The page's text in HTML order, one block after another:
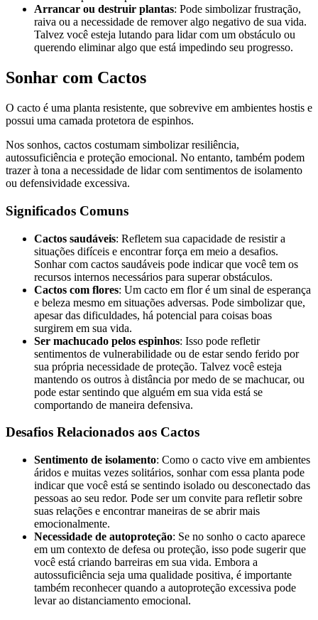
Arrancar ou destruir plantas: Pode simbolizar frustração,
raiva ou a necessidade de remover algo negativo de sua vida.
Talvez você esteja lutando para lidar com um obstáculo ou
querendo eliminar algo que está impedindo seu progresso.
Sonhar com Cactos
O cacto é uma planta resistente, que sobrevive em ambientes hostis e
possui uma camada protetora de espinhos.
Nos sonhos, cactos costumam simbolizar resiliência,
autossuficiência e proteção emocional. No entanto, também podem
trazer à tona a necessidade de lidar com sentimentos de isolamento
ou defensividade excessiva.
Significados Comuns
Cactos saudáveis: Refletem sua capacidade de resistir a
situações difíceis e encontrar força em meio a desafios.
Sonhar com cactos saudáveis pode indicar que você tem os
recursos internos necessários para superar obstáculos.
Cactos com flores: Um cacto em flor é um sinal de esperança
e beleza mesmo em situações adversas. Pode simbolizar que,
apesar das dificuldades, há potencial para coisas boas
surgirem em sua vida.
Ser machucado pelos espinhos: Isso pode refletir
sentimentos de vulnerabilidade ou de estar sendo ferido por
sua própria necessidade de proteção. Talvez você esteja
mantendo os outros à distância por medo de se machucar, ou
pode estar sentindo que alguém em sua vida está se
comportando de maneira defensiva.
Desafios Relacionados aos Cactos
Sentimento de isolamento: Como o cacto vive em ambientes
áridos e muitas vezes solitários, sonhar com essa planta pode
indicar que você está se sentindo isolado ou desconectado das
pessoas ao seu redor. Pode ser um convite para refletir sobre
suas relações e encontrar maneiras de se abrir mais
emocionalmente.
Necessidade de autoproteção: Se no sonho o cacto aparece
em um contexto de defesa ou proteção, isso pode sugerir que
você está criando barreiras em sua vida. Embora a
autossuficiência seja uma qualidade positiva, é importante
também reconhecer quando a autoproteção excessiva pode
levar ao distanciamento emocional.